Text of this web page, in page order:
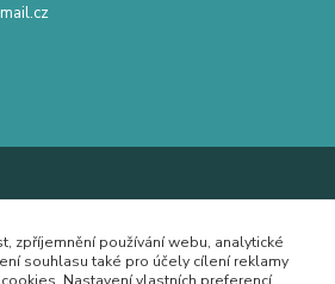
zpříjemnění používání webu, analytické
souhlasu také pro účely cílení reklamy
Nastavení vlastních preferencí